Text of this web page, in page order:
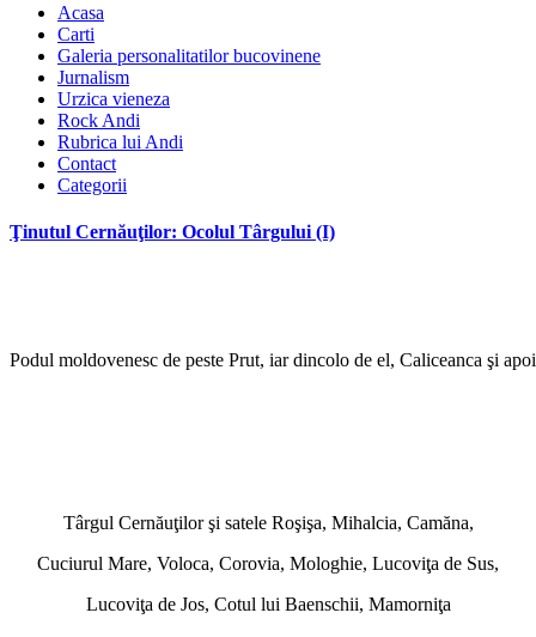
Acasa
Carti
Galeria personalitatilor bucovinene
Jurnalism
Urzica vieneza
Rock Andi
Rubrica lui Andi
Contact
Categorii
Ţinutul Cernăuţilor: Ocolul Târgului (I)
Podul moldovenesc de peste Prut, iar dincolo de el, Caliceanca şi
Târgul Cernăuţilor şi satele Roşişa, Mihalcia, Camăna,
Cuciurul Mare, Voloca, Corovia, Mologhie, Lucoviţa de Sus,
Lucoviţa de Jos, Cotul lui Baenschii, Mamorniţa